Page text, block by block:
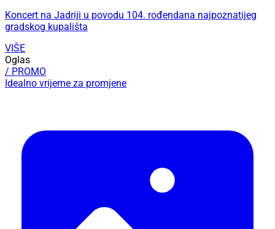
Koncert na Jadriji u povodu 104. rođendana najpoznatijeg
gradskog kupališta
VIŠE
Oglas
/ PROMO
Idealno vrijeme za promjene